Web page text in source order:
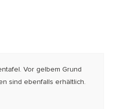
Vor gelbem Grund
sind ebenfalls erhältlich.